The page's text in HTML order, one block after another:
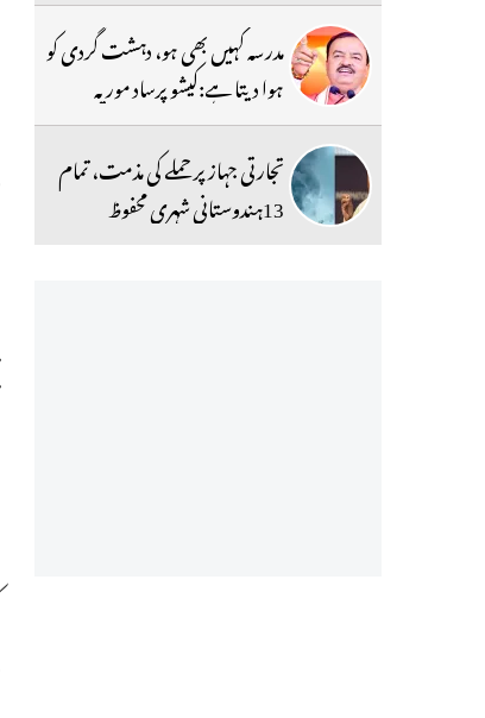
مدرسہ کہیں بھی ہو، دہشت گردی کو
ہوا دیتا ہے:کیشو پرساد موریہ
تجارتی جہاز پر حملے کی مذمت، تمام
13ہندوستانی شہری محفوظ